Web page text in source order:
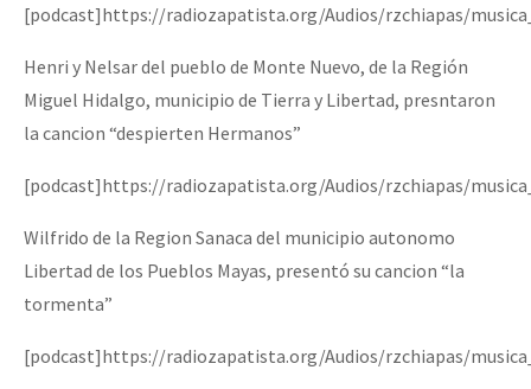
[podcast]https://radiozapatista.org/Audios/rzchiapas/
Henri y Nelsar del pueblo de Monte Nuevo, de la Región
Miguel Hidalgo, municipio de Tierra y Libertad, presntaron
la cancion “despierten Hermanos”
[podcast]https://radiozapatista.org/Audios/rzchiapas/
Wilfrido de la Region Sanaca del municipio autonomo
Libertad de los Pueblos Mayas, presentó su cancion “la
tormenta”
[podcast]https://radiozapatista.org/Audios/rzchiapas/